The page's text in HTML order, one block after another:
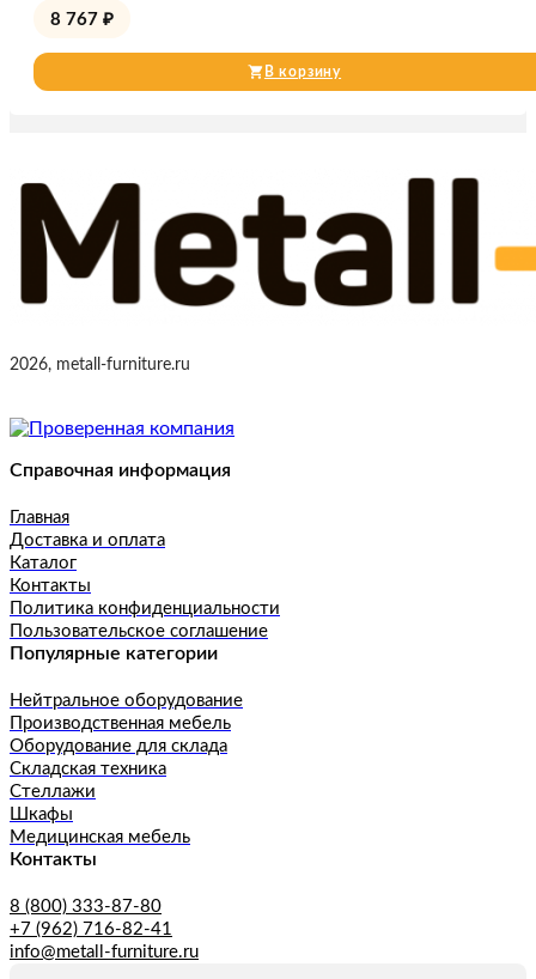
8 767 ₽
В корзину
2026, metall-furniture.ru
Справочная информация
Главная
Доставка и оплата
Каталог
Контакты
Политика конфиденциальности
Пользовательское соглашение
Популярные категории
Нейтральное оборудование
Производственная мебель
Оборудование для склада
Складская техника
Стеллажи
Шкафы
Медицинская мебель
Контакты
8 (800) 333-87-80
+7 (962) 716-82-41
info@metall-furniture.ru